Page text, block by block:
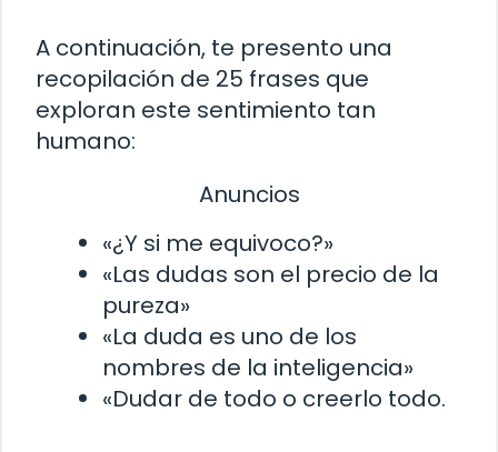
A continuación, te presento una
recopilación de 25 frases que
exploran este sentimiento tan
humano:
Anuncios
«¿Y si me equivoco?»
«Las dudas son el precio de la
pureza»
«La duda es uno de los
nombres de la inteligencia»
«Dudar de todo o creerlo todo.